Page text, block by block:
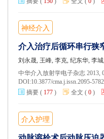
神经介入
介入治疗后循环串行狭
刘永晟, 王峰, 李克, 纪东华, 李
中华介入放射学电子杂志 2013,
DOI:10.3877/cma.j.issn.2095-
摘要 ( 177 ) 全文 ( 0 )
介入护理